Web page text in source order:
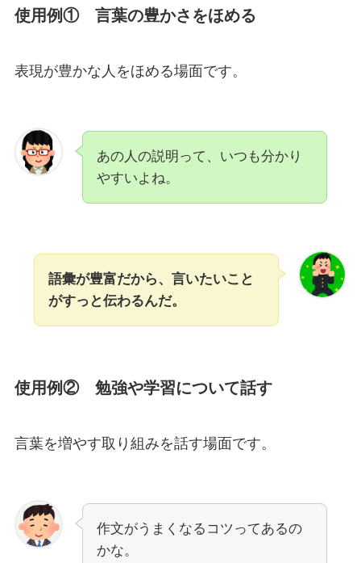
使用例① 言葉の豊かさをほめる
表現が豊かな人をほめる場面です。
あの人の説明って、いつも分かり
やすいよね。
語彙が豊富だから、言いたいこと
がすっと伝わるんだ。
使用例② 勉強や学習について話す
言葉を増やす取り組みを話す場面です。
作文がうまくなるコツってあるの
かな。